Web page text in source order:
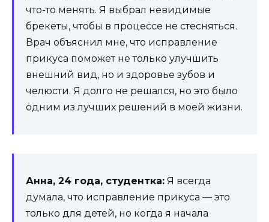
что-то менять. Я выбрал невидимые
брекеты, чтобы в процессе не стесняться.
Врач объяснил мне, что исправление
прикуса поможет не только улучшить
внешний вид, но и здоровье зубов и
челюсти. Я долго не решался, но это было
одним из лучших решений в моей жизни.
Анна, 24 года, студентка: Я всегда
думала, что исправление прикуса — это
только для детей, но когда я начала